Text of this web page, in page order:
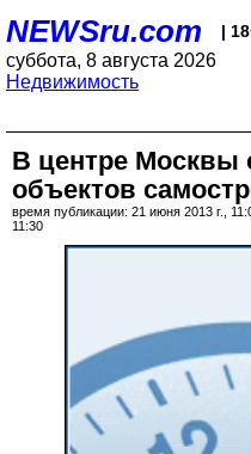
NEWSru.com |
суббота, 8 августа 2026
Недвижимость
В центре Москвы
объектов
время публикации: 21 июня 2013 г.,
11:30